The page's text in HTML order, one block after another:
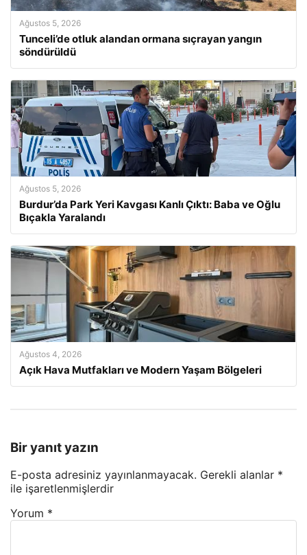
Ağustos 5, 2026
Tunceli’de otluk alandan ormana sıçrayan yangın
söndürüldü
Ağustos 5, 2026
Burdur’da Park Yeri Kavgası Kanlı Çıktı: Baba ve Oğlu
Bıçakla Yaralandı
Ağustos 4, 2026
Açık Hava Mutfakları ve Modern Yaşam Bölgeleri
Bir yanıt yazın
E-posta adresiniz yayınlanmayacak. Gerekli alanlar *
ile işaretlenmişlerdir
Yorum *